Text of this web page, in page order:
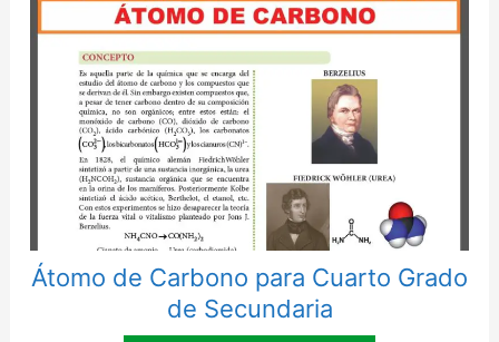
Átomo de Carbono para Cuarto Grado
de Secundaria